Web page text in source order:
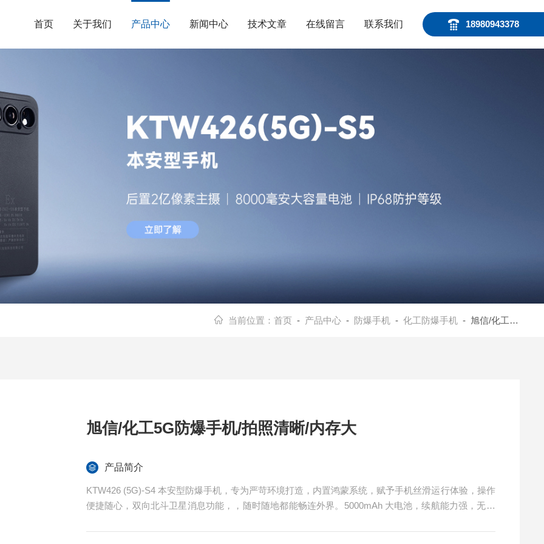
18980943378
首页 关于我们 产品中心 新闻中心 技术文章 在线留言 联系我们
当前位置：首页 - 产品中心 - 防爆手机 -化工防爆手机 - 旭信/化工5G防爆手机/拍照清晰/内存大
旭信/化工5G防爆手机/拍照清晰/内存大
产品简介
KTW426 (5G)-S4 本安型防爆手机，专为严苛环境打造，内置鸿蒙系统，赋予手机丝滑运行体验，操作
便捷随心，双向北斗卫星消息功能，，随时随地都能畅连外界。5000mAh 大电池，续航能力强，无需